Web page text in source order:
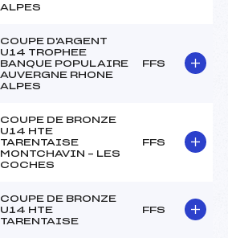
ALPES
COUPE D'ARGENT
U14 TROPHEE
BANQUE POPULAIRE
AUVERGNE RHONE
ALPES
FFS
COUPE DE BRONZE
U14 HTE
TARENTAISE
MONTCHAVIN – LES
COCHES
FFS
COUPE DE BRONZE
U14 HTE
TARENTAISE
FFS